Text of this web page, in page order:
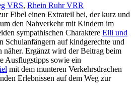
VRS, Rhein Ruhr VRR
Fibel einen Extrateil bei, der kurz und
den Nahverkehr mit Kindern im
sympathischen Charaktere Elli und
Schulanfängern auf kindgerechte und
näher. Ergänzt wird der Beitrag beim
Ausflugstipps sowie ein
mit dem munteren Verkehrsdrachen
Erlebnissen auf dem Weg zur